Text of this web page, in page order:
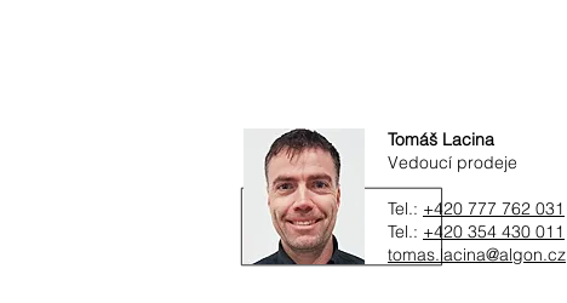
Tomáš Lacina
Vedoucí prodeje
Tel.: +420 777 762 031
Tel.: +420 354 430 011
tomas.lacina@algon.cz